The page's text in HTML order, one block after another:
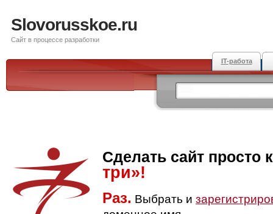
Slovorusskoe.ru
Сайт в процессе разработки
IT-работа
Сделать сайт просто
три»!
Раз. Выбрать и